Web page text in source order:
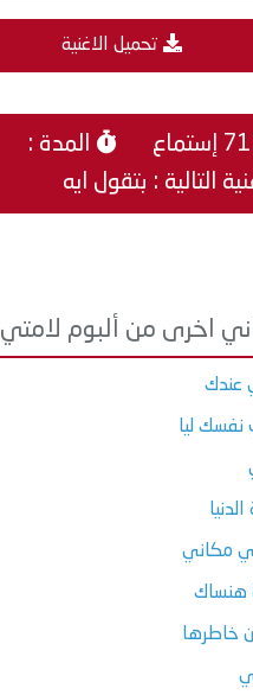
تحميل الاغنية
المدة :
التالية : بتقول ايه
اخرى من ألبوم لامتي
عندك
ليا
مكاني
هنساك
خاطرها